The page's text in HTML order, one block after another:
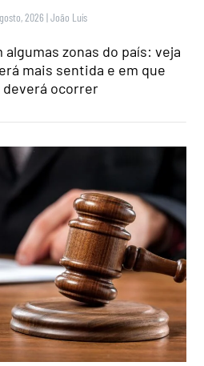
2026 |João Luís
zonas do país: veja
mais sentida e em que
deverá ocorrer